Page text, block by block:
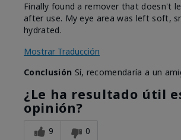
Finally found a remover that doesn't
after use. My eye area was left soft,
hydrated.
Mostrar Traducción
Conclusión Sí, recomendaría a un
¿Le ha resultado útil
opinión?
9 0